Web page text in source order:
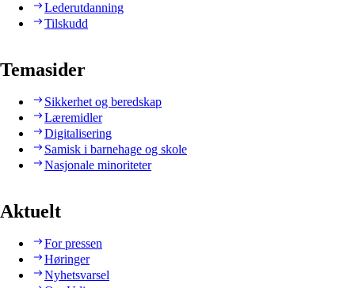
Lederutdanning
Tilskudd
Temasider
Sikkerhet og beredskap
Læremidler
Digitalisering
Samisk i barnehage og skole
Nasjonale minoriteter
Aktuelt
For pressen
Høringer
Nyhetsvarsel